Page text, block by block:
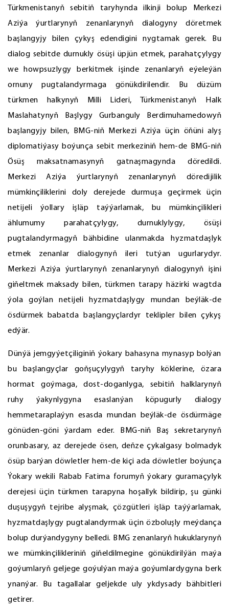
Türkmenistanyň sebitiň taryhynda ilkinji bolup Merkezi
Aziýa ýurtlarynyň zenanlarynyň dialogyny döretmek
başlangyjy bilen çykyş edendigini nygtamak gerek. Bu
dialog sebitde durnukly ösüşi üpjün etmek, parahatçylygy
we howpsuzlygy berkitmek işinde zenanlaryň eýeleýän
ornuny pugtalandyrmaga gönükdirilendir. Bu düzüm
türkmen halkynyň Milli Lideri, Türkmenistanyň Halk
Maslahatynyň Başlygy Gurbanguly Berdimuhamedowyň
başlangyjy bilen, BMG-niň Merkezi Aziýa üçin öňüni alyş
diplomatiýasy boýunça sebit merkeziniň hem-de BMG-niň
Ösüş maksatnamasynyň gatnaşmagynda döredildi.
Merkezi Aziýa ýurtlarynyň zenanlarynyň döredijilik
mümkinçiliklerini doly derejede durmuşa geçirmek üçin
netijeli ýollary işläp taýýarlamak, bu mümkinçilikleri
ählumumy parahatçylygy, durnuklylygy, ösüşi
pugtalandyrmagyň bähbidine ulanmakda hyzmatdaşlyk
etmek zenanlar dialogynyň ileri tutýan ugurlarydyr.
Merkezi Aziýa ýurtlarynyň zenanlarynyň dialogynyň işini
giňeltmek maksady bilen, türkmen tarapy häzirki wagtda
ýola goýlan netijeli hyzmatdaşlygy mundan beýläk-de
ösdürmek babatda başlangyçlardyr teklipler bilen çykyş
edýär.
Dünýä jemgyýetçiliginiň ýokary bahasyna mynasyp bolýan
bu başlangyçlar goňşuçylygyň taryhy köklerine, özara
hormat goýmaga, dost-doganlyga, sebitiň halklarynyň
ruhy ýakynlygyna esaslanýan köpugurly dialogy
hemmetaraplaýyn esasda mundan beýläk-de ösdürmäge
gönüden-göni ýardam eder. BMG-niň Baş sekretarynyň
orunbasary, az derejede ösen, deňze çykalgasy bolmadyk
ösüp barýan döwletler hem-de kiçi ada döwletler boýunça
Ýokary wekili Rabab Fatima forumyň ýokary guramaçylyk
derejesi üçin türkmen tarapyna hoşallyk bildirip, şu günki
duşuşygyň tejribe alyşmak, çözgütleri işläp taýýarlamak,
hyzmatdaşlygy pugtalandyrmak üçin özboluşly meýdança
bolup durýandygyny belledi. BMG zenanlaryň hukuklarynyň
we mümkinçilikleriniň giňeldilmegine gönükdirilýän maýa
goýumlaryň geljege goýulýan maýa goýumlardygyna berk
ynanýar. Bu tagallalar geljekde uly ykdysady bähbitleri
getirer.